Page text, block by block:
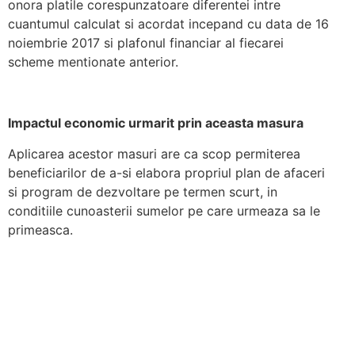
onora platile corespunzatoare diferentei intre
cuantumul calculat si acordat incepand cu data de 16
noiembrie 2017 si plafonul financiar al fiecarei
scheme mentionate anterior.
Impactul economic urmarit prin aceasta masura
Aplicarea acestor masuri are ca scop permiterea
beneficiarilor de a-si elabora propriul plan de afaceri
si program de dezvoltare pe termen scurt, in
conditiile cunoasterii sumelor pe care urmeaza sa le
primeasca.